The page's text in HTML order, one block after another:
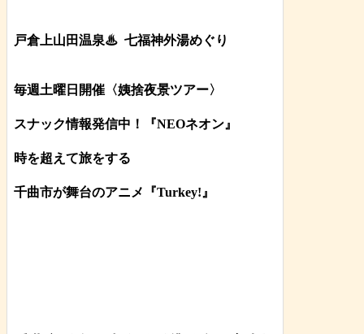
戸倉上山田温泉♨ 七福神外湯めぐり
毎週土曜日開催〈姨捨夜景ツアー〉
スナック情報発信中！『NEOネオン』
時を超えて旅をする
千曲市が舞台のアニメ『Turkey!』